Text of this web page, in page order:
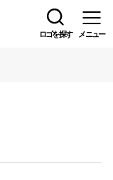
ロゴを探す メニュー